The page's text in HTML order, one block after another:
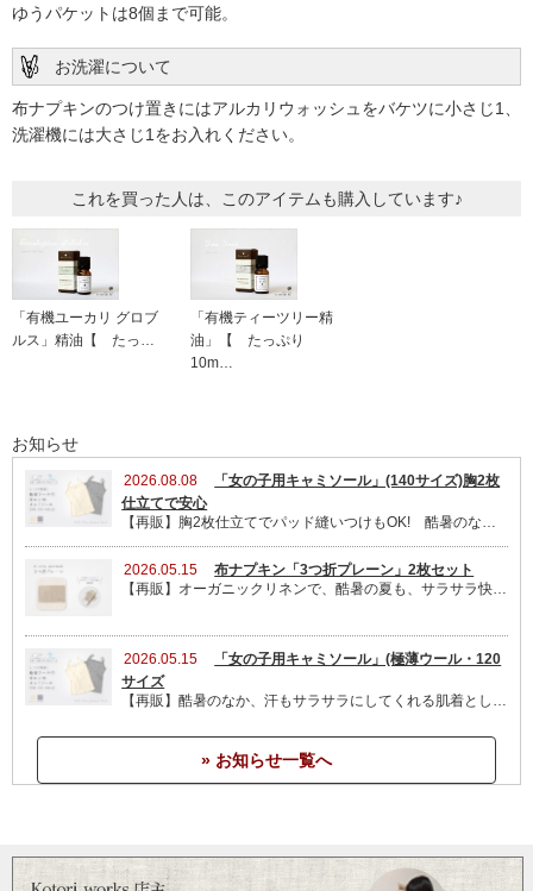
2017/03/26 投稿者：きなり 評価：
きれいにとれます
落ちる!!
百均のドレッシング入れに入れていつでも気軽にササっと出
せるようにしています。
汚れ落ちがいいです。
使い終わっら布ナプキンを一日中ぐらいつけ置きし洗濯する
と汚れがきれいに落ちるので、手ばなせません。
贈り物用に
布ナプキンを使っていない妹への贈り物に添えるために購
入。既に子どものウール製品を色々購入していたので、初回
の小袋を購入しました。
気負わず使ってみて、と贈るのにちょうどいいサイズかなと
多用に使えます
ゆうパケットは8個まで可能。
お洗濯について
布ナプキンのつけ置きにはアルカリウォッシュをバケツに小さじ1、
洗濯機には大さじ1をお入れください。
これを買った人は、このアイテムも購入しています♪
「有機ユーカリ グロブ
ルス」精油【 たっ…
「有機ティーツリー精
油」【 たっぷり
10m…
お知らせ
2026.08.08
「女の子用キャミソール」(140サイズ)胸2枚
仕立てで安心
2026.05.15
布ナプキン「3つ折プレーン」2枚セット
【再販】オーガニックリネンで、酷暑の夏も、サラサラ快適!しっかり吸収しながらも、綺麗な面をなん度も交換できるので、衛生的です。2枚セットのみ再販しました。
2026.05.15
「女の子用キャミソール」(極薄ウール・120
サイズ
【再販】酷暑のなか、汗もサラサラにしてくれる肌着として、通学にもオススメ!【120 サイズ】を再販させていただきました。アジャスターで肩紐の長さを調整できるので、お子さんの体型による個人差にも対応OK!【140 】サイズも、まもなく再販予定です。
» お知らせ一覧へ